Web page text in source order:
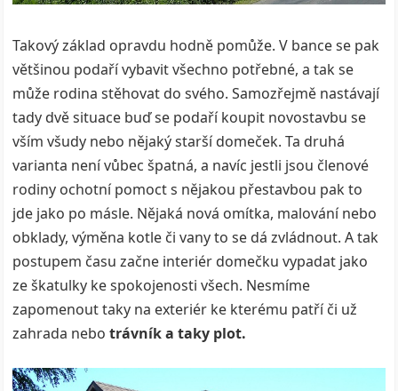
Takový základ opravdu hodně pomůže. V bance se pak
většinou podaří vybavit všechno potřebné, a tak se
může rodina stěhovat do svého. Samozřejmě nastávají
tady dvě situace buď se podaří koupit novostavbu se
vším všudy nebo nějaký starší domeček. Ta druhá
varianta není vůbec špatná, a navíc jestli jsou členové
rodiny ochotní pomoct s nějakou přestavbou pak to
jde jako po másle. Nějaká nová omítka, malování nebo
obklady, výměna kotle či vany to se dá zvládnout. A tak
postupem času začne interiér domečku vypadat jako
ze škatulky ke spokojenosti všech. Nesmíme
zapomenout taky na exteriér ke kterému patří či už
zahrada nebo trávník a taky plot.